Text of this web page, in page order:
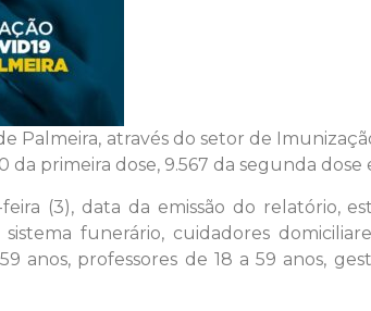
Palmeira, através do setor de
da primeira dose, 9.567 da segunda dose
(3), data da emissão do relatório,
sistema funerário, cuidadores
anos, professores de 18 a 59 anos,